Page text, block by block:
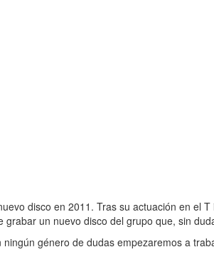
disco en 2011. Tras su actuación en el
un nuevo disco del grupo que, sin
género de dudas empezaremos a